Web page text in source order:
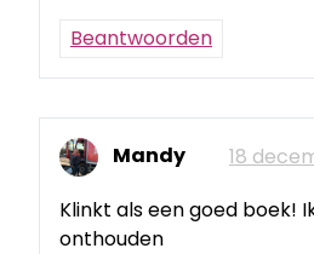
Beantwoorden
Mandy
18
Klinkt als een goed boek!
onthouden